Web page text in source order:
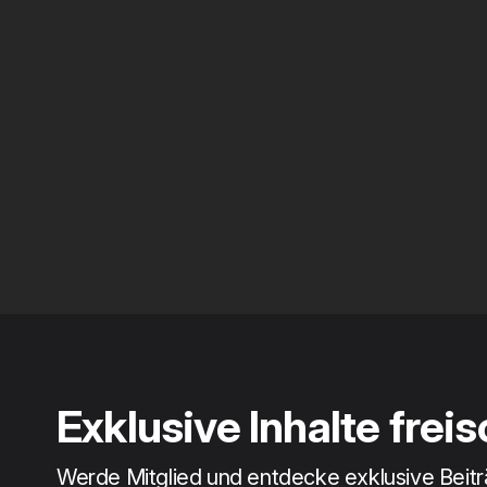
Exklusive Inhalte
Werde Mitglied und entdecke exklusive